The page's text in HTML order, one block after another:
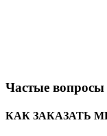
Частые вопросы
КАК ЗАКАЗАТЬ